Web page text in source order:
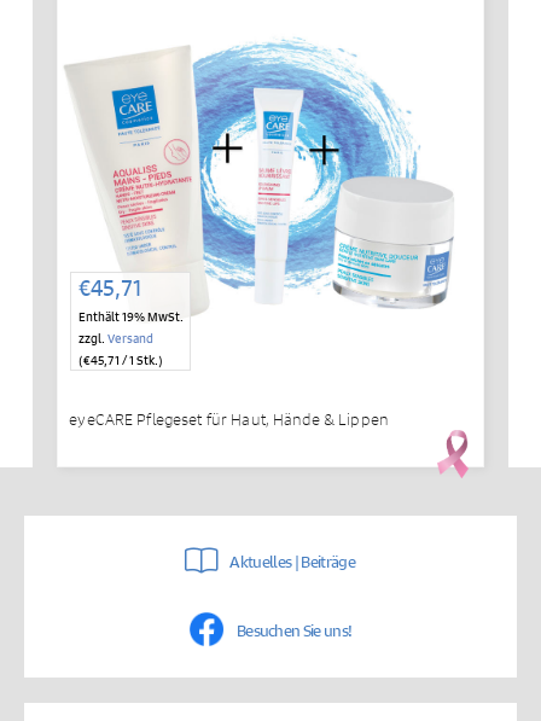
€45,71
Enthält 19% MwSt.
zzgl. Versand
(€45,71 / 1 Stk.)
IN DEN WARENKORB
eyeCARE Pflegeset für Haut, Hände & Lippen
Aktuelles | Beiträge
Besuchen Sie uns!